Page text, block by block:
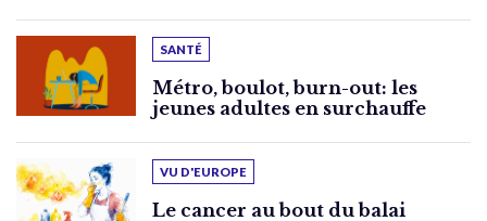
SANTÉ
Métro, boulot, burn-out: les
jeunes adultes en surchauffe
VU D'EUROPE
Le cancer au bout du balai